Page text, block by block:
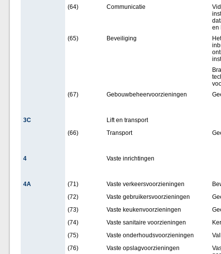
(64)
Communicatie
en
(65)
Beveiliging
(67)
Gebouwbeheervoorzieningen
3C
Lift en transport
(66)
Transport
4 Vaste inrichtingen
4A (71) Vaste verkeersvoorzieningen
(72)
Vaste gebruikersvoorzieningen
(73)
Vaste keukenvoorzieningen
(74)
Vaste sanitaire voorzieningen
(75)
Vaste onderhoudsvoorzieningen
(76)
Vaste opslagvoorzieningen